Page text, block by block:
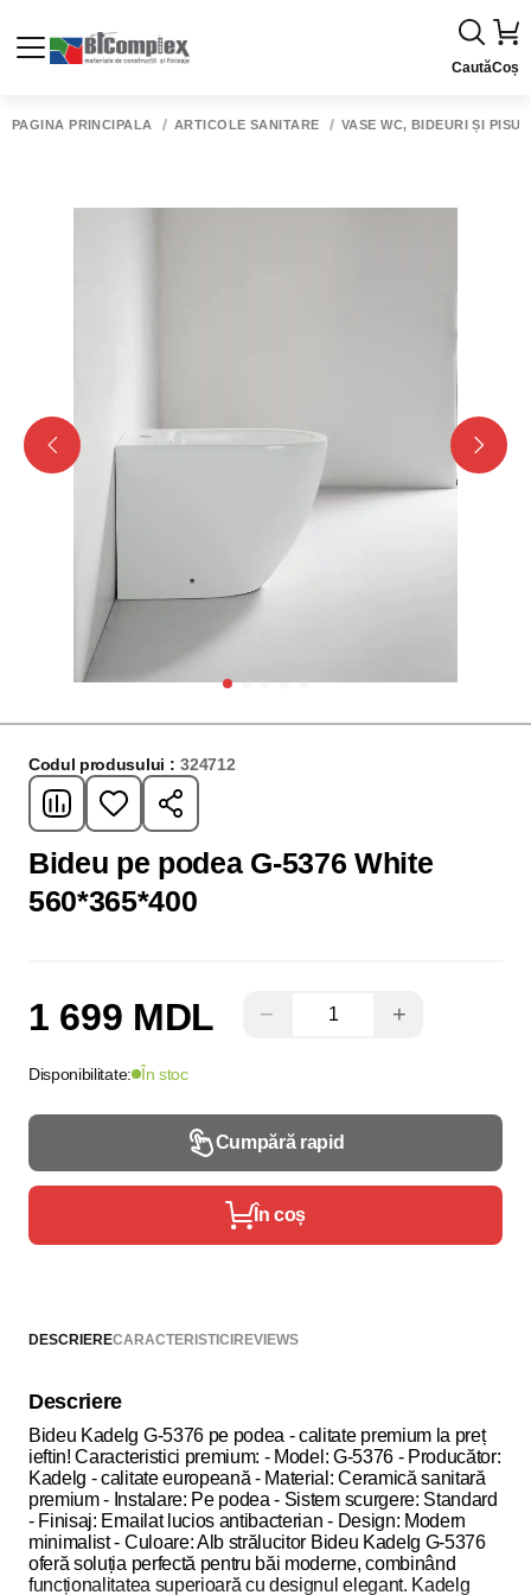
CautăCoș
PAGINA PRINCIPALĂ ARTICOLE SANITARE VASE WC, BIDEURI ȘI
Codul produsului : 324712
Bideu pe podea G-5376 White
560*365*400
1 699 MDL − +
Disponibilitate: În stoc
Cumpără rapid
În coș
DESCRIERECARACTERISTICIREVIEWS
Descriere
Bideu Kadelg G-5376 pe podea - calitate premium la preț
ieftin! Caracteristici premium: - Model: G-5376 - Producător:
Kadelg - calitate europeană - Material: Ceramică sanitară
premium - Instalare: Pe podea - Sistem scurgere: Standard
- Finisaj: Emailat lucios antibacterian - Design: Modern
minimalist - Culoare: Alb strălucitor Bideu Kadelg G-5376
oferă soluția perfectă pentru băi moderne, combinând
funcționalitatea superioară cu designul elegant. Kadelg